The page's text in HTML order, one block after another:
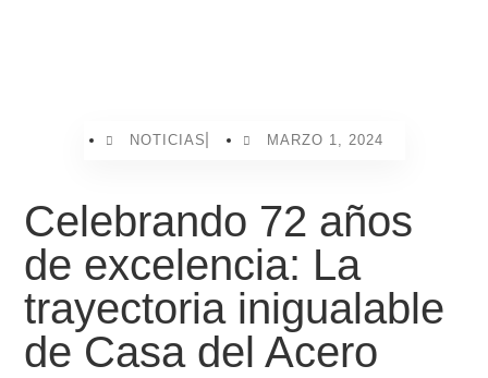
NOTICIAS MARZO 1, 2024
Celebrando 72 años
de excelencia: La
trayectoria inigualable
de Casa del Acero